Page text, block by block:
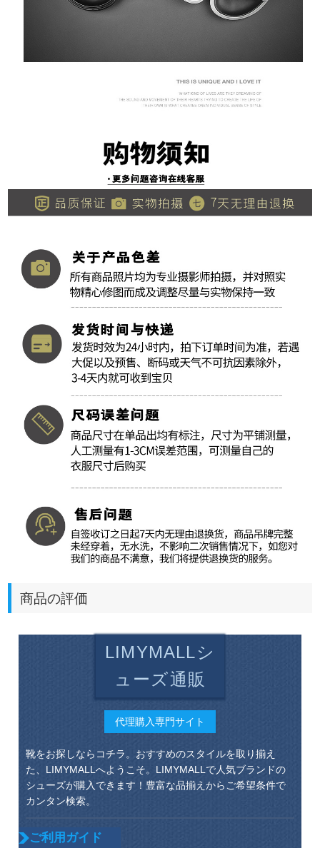
商品の評価
LIMYMALLシ
ューズ通販
代理購入専門サイト
靴をお探しならコチラ。おすすめのスタイルを取り揃え
た、LIMYMALLへようこそ。LIMYMALLで人気ブランドの
シューズが購入できます！豊富な品揃えからご希望条件で
カンタン検索。
ご利用ガイド